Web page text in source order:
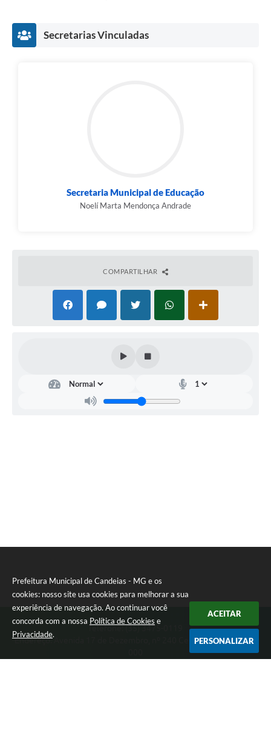
Prefeitura Municipal de Candeias - MG e os
cookies: nosso site usa cookies para melhorar a sua
experiência de navegação. Ao continuar você
concorda com a nossa Política de Cookies e
Privacidade.
ACEITAR
PERSONALIZAR
Sic
RELATÓRIO ESPORTE MUNICIPAL 2025
Secretarias Vinculadas
Secretaria Municipal de Educação
Noelí Marta Mendonça Andrade
COMPARTILHAR
Telefone: (35) 3475-0119
Endereço: Avenida 17 de Dezembro, nº 240 Centro | CEP: 37280-